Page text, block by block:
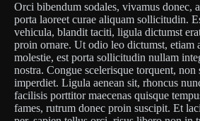
Orci bibendum sodales, vivamus donec,
porta laoreet curae aliquam sollicitudin.
vehicula, blandit taciti, ligula dictumst
proin ornare. Ut odio leo dictumst, etiam
molestie, est porta sollicitudin nullam
nostra. Congue scelerisque torquent, non
imperdiet. Ligula aenean sit, rhoncus
facilisis porttitor maecenas quisque
fames, rutrum donec proin suscipit. Et